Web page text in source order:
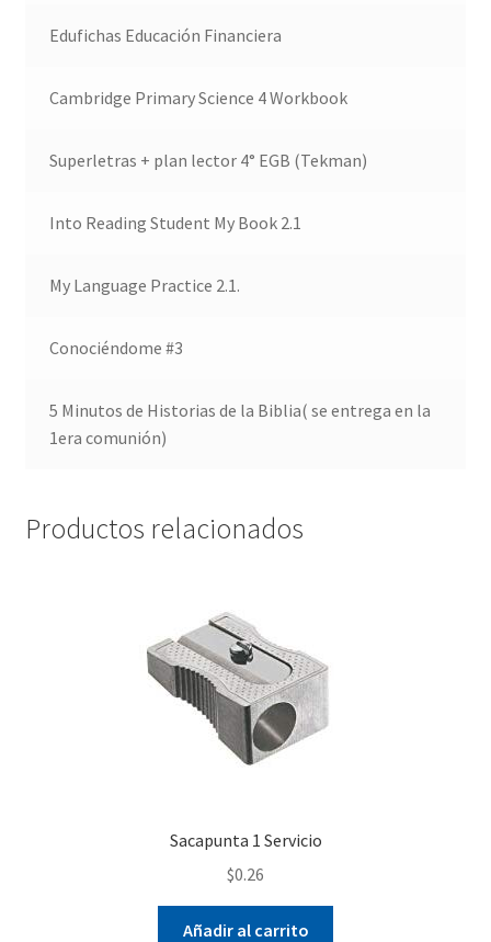
Edufichas Educación Financiera
Cambridge Primary Science 4 Workbook
Superletras + plan lector 4° EGB (Tekman)
Into Reading Student My Book 2.1
My Language Practice 2.1.
Conociéndome #3
5 Minutos de Historias de la Biblia( se entrega en la
1era comunión)
Productos relacionados
Sacapunta 1 Servicio
$0.26
Añadir al carrito